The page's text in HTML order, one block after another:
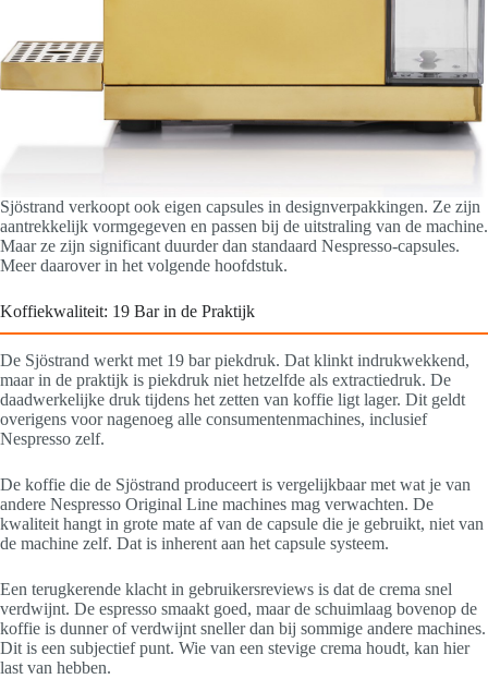
Sjöstrand verkoopt ook eigen capsules in designverpakkingen. Ze zijn
aantrekkelijk vormgegeven en passen bij de uitstraling van de machine.
Maar ze zijn significant duurder dan standaard Nespresso-capsules.
Meer daarover in het volgende hoofdstuk.
Koffiekwaliteit: 19 Bar in de Praktijk
De Sjöstrand werkt met 19 bar piekdruk. Dat klinkt indrukwekkend,
maar in de praktijk is piekdruk niet hetzelfde als extractiedruk. De
daadwerkelijke druk tijdens het zetten van koffie ligt lager. Dit geldt
overigens voor nagenoeg alle consumentenmachines, inclusief
Nespresso zelf.
De koffie die de Sjöstrand produceert is vergelijkbaar met wat je van
andere Nespresso Original Line machines mag verwachten. De
kwaliteit hangt in grote mate af van de capsule die je gebruikt, niet van
de machine zelf. Dat is inherent aan het capsule systeem.
Een terugkerende klacht in gebruikersreviews is dat de crema snel
verdwijnt. De espresso smaakt goed, maar de schuimlaag bovenop de
koffie is dunner of verdwijnt sneller dan bij sommige andere machines.
Dit is een subjectief punt. Wie van een stevige crema houdt, kan hier
last van hebben.